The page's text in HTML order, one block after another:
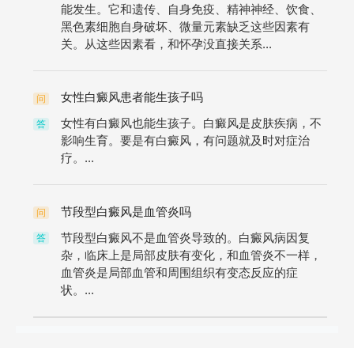
能发生。它和遗传、自身免疫、精神神经、饮食、
黑色素细胞自身破坏、微量元素缺乏这些因素有
关。从这些因素看，和怀孕没直接关系...
问 女性白癜风患者能生孩子吗
答
女性有白癜风也能生孩子。白癜风是皮肤疾病，不
影响生育。要是有白癜风，有问题就及时对症治
疗。...
问 节段型白癜风是血管炎吗
答
节段型白癜风不是血管炎导致的。白癜风病因复
杂，临床上是局部皮肤有变化，和血管炎不一样，
血管炎是局部血管和周围组织有变态反应的症
状。...